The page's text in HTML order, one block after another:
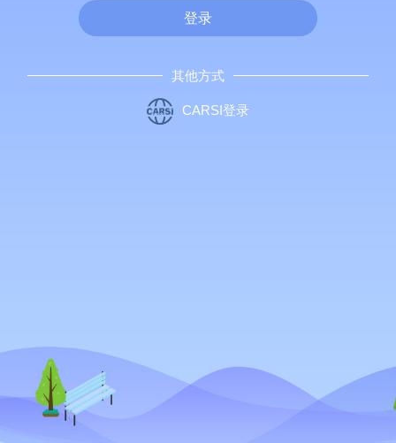
登录
其他方式
CARSI登录